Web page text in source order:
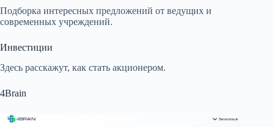
Подборка интересных предложений от ведущих и
современных учреждений.
Инвестиции
Здесь расскажут, как стать акционером.
4Brain